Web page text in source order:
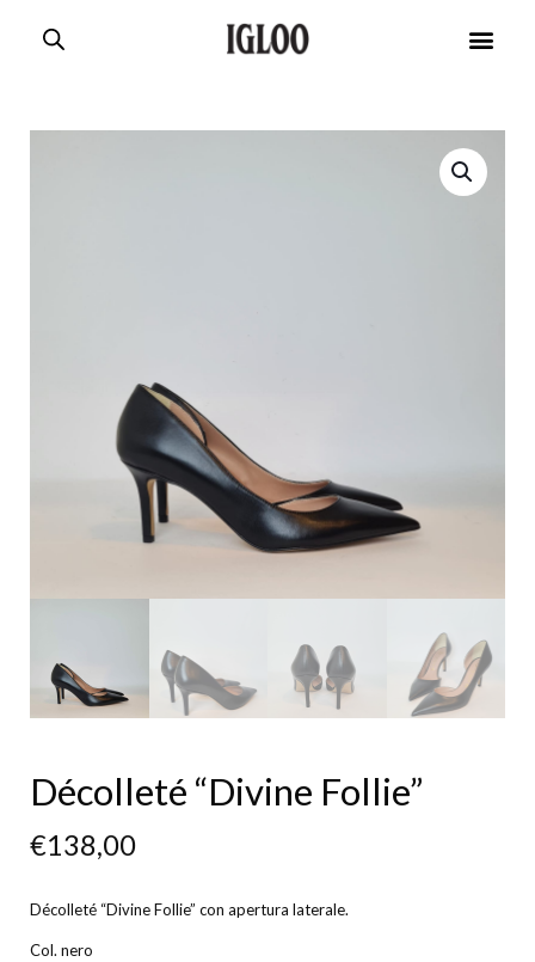
Décolleté “Divine Follie”
€138,00
Décolleté “Divine Follie” con apertura laterale.
Col. nero